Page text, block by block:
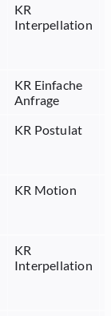
KR
Interpellation
KR Einfache
Anfrage
KR Postulat
KR Motion
KR
Interpellation